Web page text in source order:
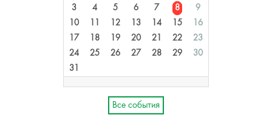
3
4 5 6 7 8
9
10
11 12 13 14 15
16
17
18 19 20 21 22
23
24
25 26 27 28 29
30
31
Все события